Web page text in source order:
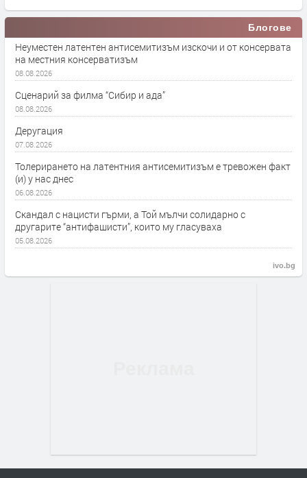
Блогове
Неуместен латентен антисемитизъм изскочи и от консервата
на местния консерватизъм
08.08.2026
Сценарий за филма “Сибир и ада”
08.08.2026
Деругация
07.08.2026
Толерирането на латентния антисемитизъм е тревожен факт
(и) у нас днес
06.08.2026
Скандал с нацисти гърми, а Той мълчи солидарно с
другарите “антифашисти”, които му гласуваха
05.08.2026
ivo.bg